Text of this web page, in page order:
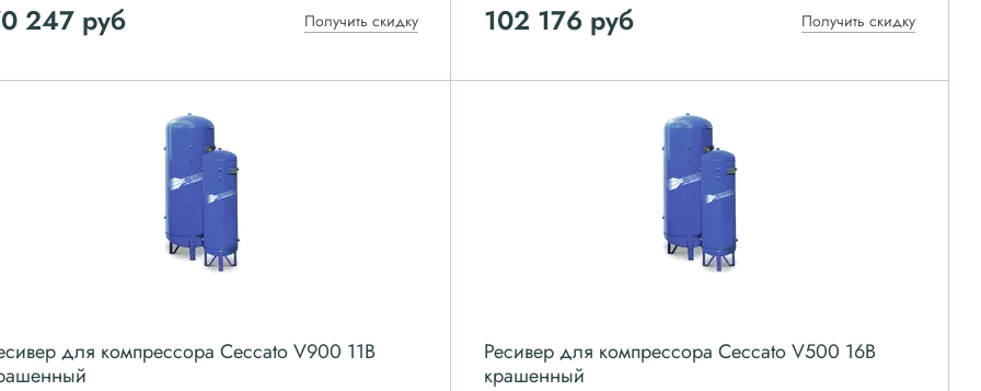
247 руб Получить скидку 102 176руб Получить скидку
для компрессора Ceccato V900 11B
Ресивер для компрессора Ceccato V500 16B
крашенный